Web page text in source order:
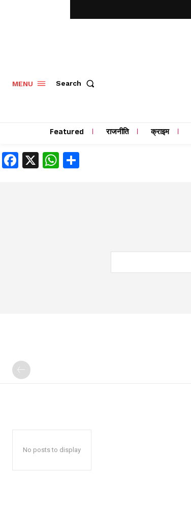
MENU Search
Featured राजनीति क्राइम
Facebook
X WhatsApp
No posts to display